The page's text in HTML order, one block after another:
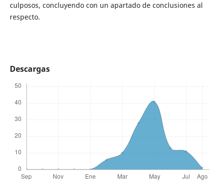
culposos, concluyendo con un apartado de conclusiones al
respecto.
Descargas